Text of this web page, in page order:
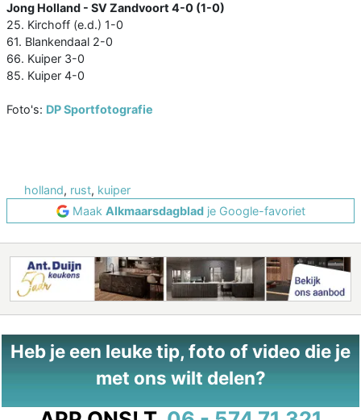
Jong Holland - SV Zandvoort 4-0 (1-0)
25. Kirchoff (e.d.) 1-0
61. Blankendaal 2-0
66. Kuiper 3-0
85. Kuiper 4-0
Foto's: DP Sportfotografie
holland, rust, kuiper
Maak Alkmaarsdagbladje Google-favoriet
Heb je een leuke tip, foto of video die je
met ons wilt delen?